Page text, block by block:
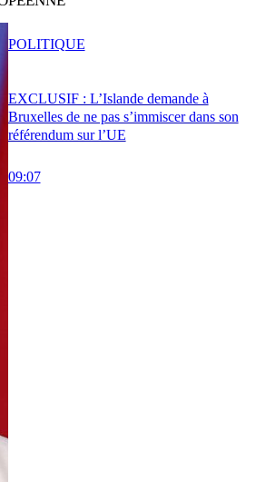
EXCLUSIF : L’Islande demande à
Bruxelles de ne pas s’immiscer dans son
référendum sur l’UE
09:07
POLITIQUE